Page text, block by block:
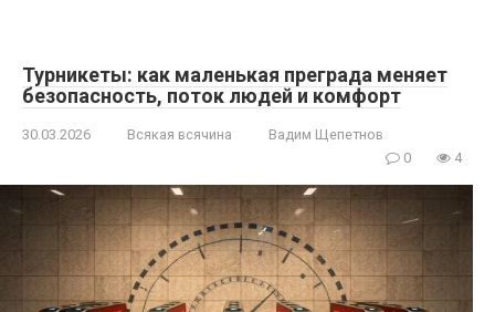
Турникеты: как маленькая преграда меняет
безопасность, поток людей и комфорт
30.03.2026 Всякая всячина
Вадим Щепетнов
0
4